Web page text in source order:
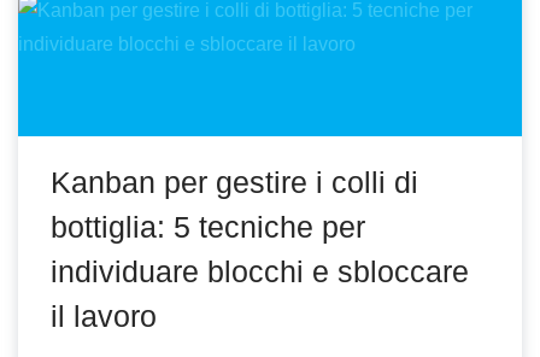
Kanban per gestire i colli di
bottiglia: 5 tecniche per
individuare blocchi e sbloccare
il lavoro